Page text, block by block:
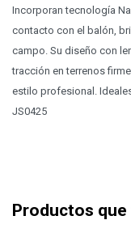
Incorporan tecnología
contacto con el balón,
campo. Su diseño con
tracción en terrenos
estilo profesional.
JS0425
Productos